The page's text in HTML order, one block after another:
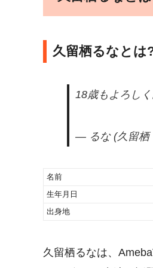
久留栖るなとは
18歳もよろし
— るな (久留栖
名前
生年月日
出身地
久留栖るなは、